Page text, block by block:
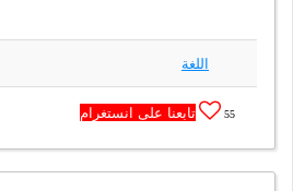
اللغة
55 تابعنا على انستغرام